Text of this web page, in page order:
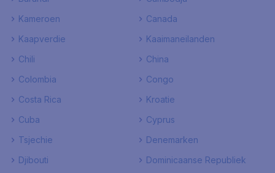
Kameroen
Canada
Kaapverdie
Kaaimaneilanden
Chili
China
Colombia
Congo
Costa Rica
Kroatie
Cuba
Cyprus
Tsjechie
Denemarken
Djibouti
Dominicaanse Republiek